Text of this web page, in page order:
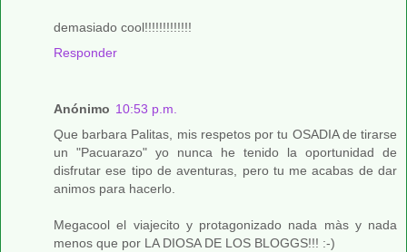
demasiado cool!!!!!!!!!!!!!
Responder
Anónimo 10:53 p.m.
Que barbara Palitas, mis respetos por tu OSADIA de tirarse
un "Pacuarazo" yo nunca he tenido la oportunidad de
disfrutar ese tipo de aventuras, pero tu me acabas de dar
animos para hacerlo.
Megacool el viajecito y protagonizado nada màs y nada
menos que por LA DIOSA DE LOS BLOGGS!!! :-)